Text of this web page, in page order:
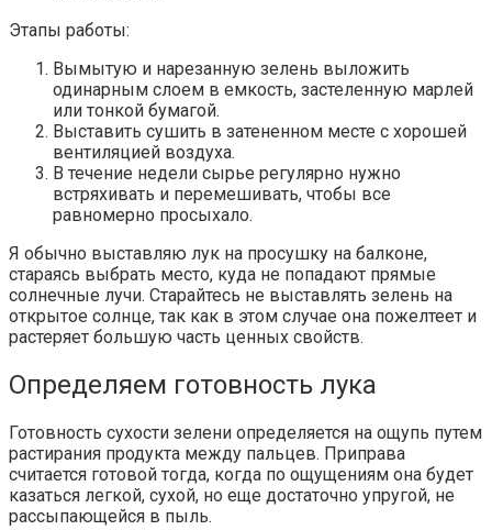
Этапы работы:
Вымытую и нарезанную зелень выложить
одинарным слоем в емкость, застеленную марлей
или тонкой бумагой.
Выставить сушить в затененном месте с хорошей
вентиляцией воздуха.
В течение недели сырье регулярно нужно
встряхивать и перемешивать, чтобы все
равномерно просыхало.
Я обычно выставляю лук на просушку на балконе,
стараясь выбрать место, куда не попадают прямые
солнечные лучи. Старайтесь не выставлять зелень на
открытое солнце, так как в этом случае она пожелтеет и
растеряет большую часть ценных свойств.
Определяем готовность лука
Готовность сухости зелени определяется на ощупь путем
растирания продукта между пальцев. Приправа
считается готовой тогда, когда по ощущениям она будет
казаться легкой, сухой, но еще достаточно упругой, не
рассыпающейся в пыль.